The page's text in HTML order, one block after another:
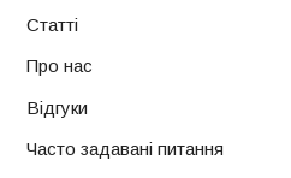
Статті
Про нас
Відгуки
Часто задавані питання